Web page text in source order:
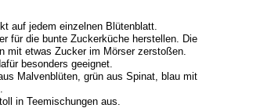
auf jedem einzelnen Blütenblatt.
für die bunte Zuckerküche herstellen. Die
mit etwas Zucker im Mörser zerstoßen.
besonders geeignet.
Malvenblüten, grün aus Spinat, blau mit
in Teemischungen aus.